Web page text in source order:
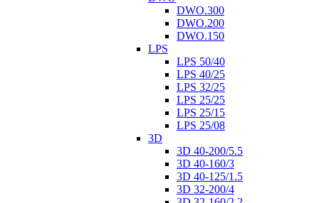
DWO.300
DWO.200
DWO.150
LPS
LPS 50/40
LPS 40/25
LPS 32/25
LPS 25/25
LPS 25/15
LPS 25/08
3D
3D 40-200/5.5
3D 40-160/3
3D 40-125/1.5
3D 32-200/4